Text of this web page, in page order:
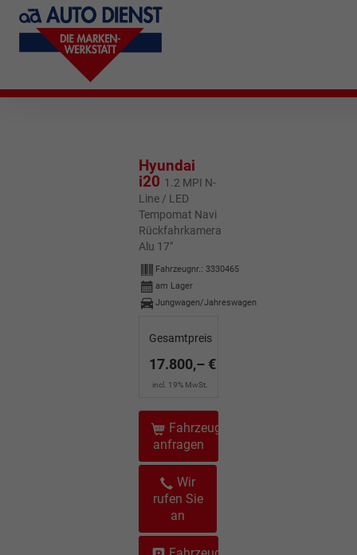
Hyundai
i20 1.2 MPI N-
Line / LED
Tempomat Navi
Rückfahrkamera
Alu 17"
Fahrzeugnr.: 3330465
am Lager
Jungwagen/Jahreswagen
Gesamtpreis
17.800,– €
incl. 19% MwSt.
Fahrzeug
anfragen
Wir
rufen Sie
an